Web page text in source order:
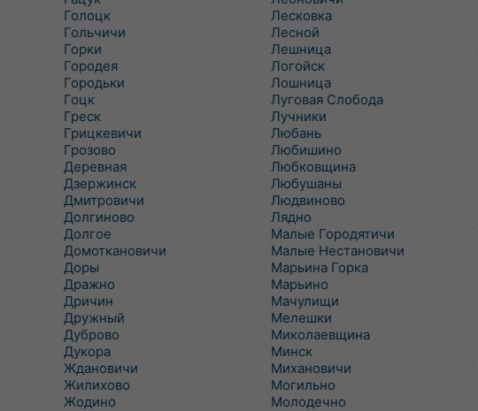
Голоцк
Гольчичи
Горки
Городея
Городьки
Гоцк
Греск
Грицкевичи
Грозово
Деревная
Дзержинск
Дмитровичи
Долгиново
Долгое
Домоткановичи
Доры
Дражно
Дричин
Дружный
Дуброво
Дукора
Ждановичи
Жилихово
Жодино
Лесковка
Лесной
Лешница
Логойск
Лошница
Луговая Слобода
Лучники
Любань
Любишино
Любковщина
Любушаны
Людвиново
Лядно
Малые Городятичи
Малые Нестановичи
Марьина Горка
Марьино
Мачулищи
Мелешки
Миколаевщина
Минск
Михановичи
Могильно
Молодечно